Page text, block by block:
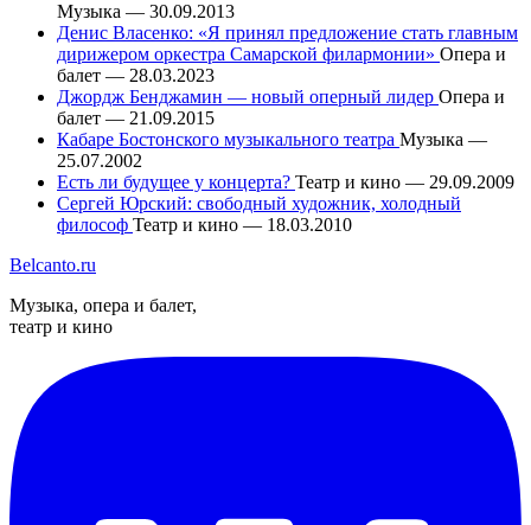
Музыка — 30.09.2013
Денис Власенко: «Я принял предложение стать главным
дирижером оркестра Самарской филармонии» Опера и
балет — 28.03.2023
Джордж Бенджамин — новый оперный лидер Опера и
балет — 21.09.2015
Кабаре Бостонского музыкального театра Музыка —
25.07.2002
Есть ли будущее у концерта? Театр и кино — 29.09.2009
Сергей Юрский: свободный художник, холодный
философ Театр и кино — 18.03.2010
Belcanto.ru
Музыка, опера и балет,
театр и кино